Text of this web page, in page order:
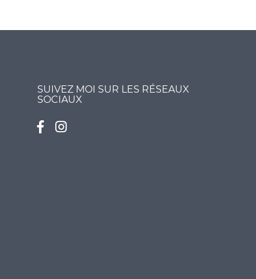
SUIVEZ MOI SUR LES RÉSEAUX
SOCIAUX